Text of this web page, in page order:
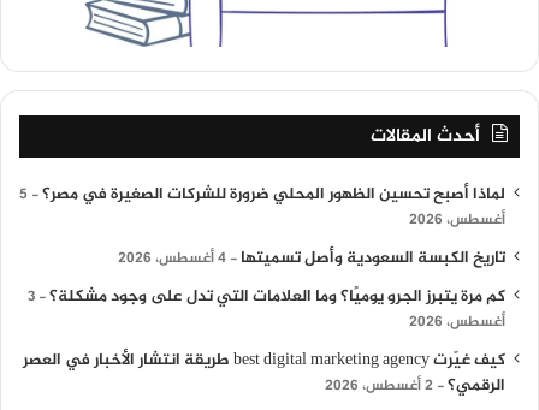
أحدث المقالات
لماذا أصبح تحسين الظهور المحلي ضرورة للشركات الصغيرة في مصر؟
5
أغسطس، 2026
تاريخ الكبسة السعودية وأصل تسميتها 4 أغسطس، 2026
كم مرة يتبرز الجرو يوميًا؟ وما العلامات التي تدل على وجود مشكلة؟ 3
أغسطس، 2026
كيف غيّرت best digital marketing agency طريقة انتشار الأخبار في العصر
الرقمي؟ 2 أغسطس، 2026